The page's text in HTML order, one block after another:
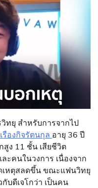
ทยุ สำหรับการจากไป
รืองกิจรัตนกุล อายุ 36 ปี
ง 11 ชั้น เสียชีวิต
คนในวงการ เนื่องจาก
หตุสลดขึ้น ขณะแฟนวิทยุ
บดีเจโกว่า เป็นคน